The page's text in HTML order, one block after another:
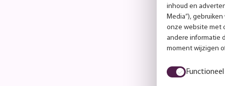
inhoud en
Media”),
onze website met
andere informatie
moment wijzigen
Functioneel